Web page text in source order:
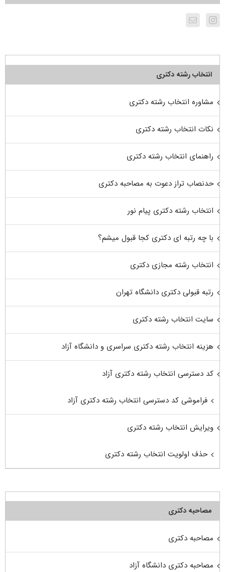
انتخاب رشته دکتری
مشاوره انتخاب رشته دکتری
نکات انتخاب رشته دکتری
راهنمای انتخاب رشته دکتری
حدنصاب تراز دعوت به مصاحبه دکتری
انتخاب رشته دکتری پیام نور
با چه رتبه ای دکتری کجا قبول میشم؟
انتخاب رشته مجازی دکتری
رتبه قبولی دکتری دانشگاه تهران
سایت انتخاب رشته دکتری
هزینه انتخاب رشته دکتری سراسری و دانشگاه آزاد
کد دسترسی انتخاب رشته دکتری آزاد
فراموشی کد دسترسی انتخاب رشته دکتری آزاد
ویرایش انتخاب رشته دکتری
حذف اولویت انتخاب رشته دکتری
مصاحبه دکتری
مصاحبه دکتری
مصاحبه دکتری دانشگاه آزاد